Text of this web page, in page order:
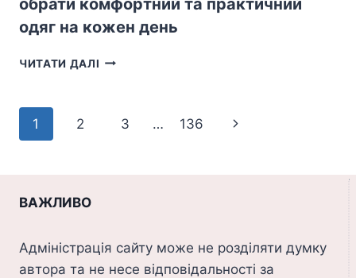
одяг на кожен день
ЧИТАТИ ДАЛІ ДИТЯЧІ
КОЖЕН
ДЕНЬ
Навігація
1 2 3 … 136
Наступна
ВАЖЛИВО
Адміністрація сайту може не розділяти думку
автора та не несе відповідальності за